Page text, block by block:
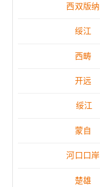
西双版纳
绥江
西畴
开远
绥江
蒙自
河口口岸
楚雄